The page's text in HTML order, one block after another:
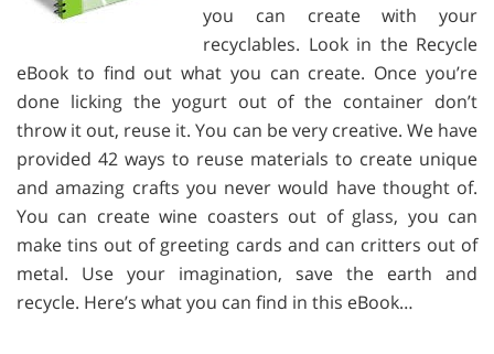
you can create with your
recyclables. Look in the Recycle
eBook to find out what you can create. Once you’re
done licking the yogurt out of the container don’t
throw it out, reuse it. You can be very creative. We have
provided 42 ways to reuse materials to create unique
and amazing crafts you never would have thought of.
You can create wine coasters out of glass, you can
make tins out of greeting cards and can critters out of
metal. Use your imagination, save the earth and
recycle. Here’s what you can find in this eBook…